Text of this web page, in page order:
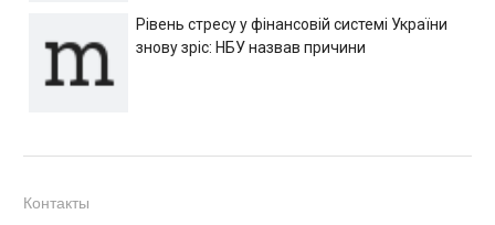
Рівень стресу у фінансовій системі України
знову зріс: НБУ назвав причини
Контакты